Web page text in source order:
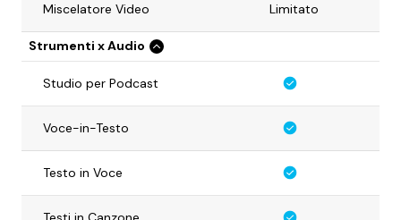
Miscelatore Video Limitato
Strumenti x Audio
Studio per Podcast
Voce-in-Testo
Testo in Voce